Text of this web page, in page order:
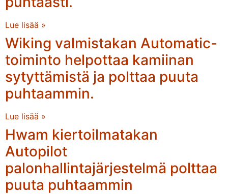
Lue lisää »
Wiking valmistakan Automatic-
toiminto helpottaa kamiinan
sytyttämistä ja polttaa puuta
puhtaammin.
Lue lisää »
Hwam kiertoilmatakan
Autopilot
palonhallintajärjestelmä polttaa
puuta puhtaammin